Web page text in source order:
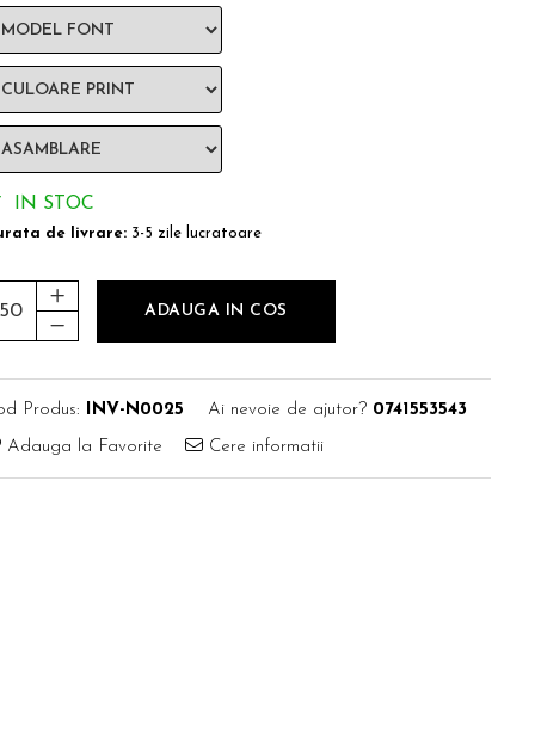
IN STOC
de livrare: 3-5 zile lucratoare
ADAUGA IN COS
Produs: INV-N0025 Ai nevoie de ajutor? 0741553543
Adauga la Favorite Cere informatii